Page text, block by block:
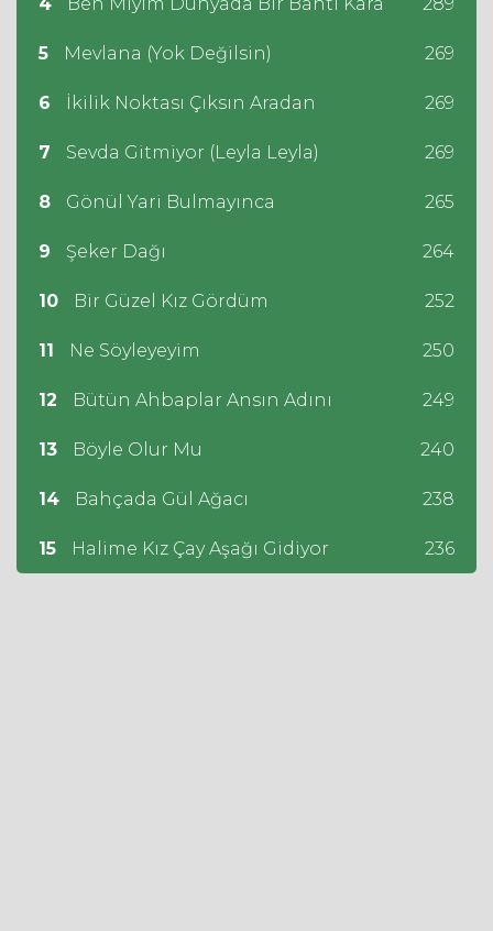
5 Mevlana (Yok Değilsin) 269
6 İkilik Noktası Çıksın Aradan 269
7 Sevda Gitmiyor (Leyla Leyla) 269
8 Gönül Yari Bulmayınca 265
9 Şeker Dağı 264
10 Bir Güzel Kız Gördüm 252
11 Ne Söyleyeyim 250
12 Bütün Ahbaplar Ansın Adını 249
13 Böyle Olur Mu 240
14 Bahçada Gül Ağacı 238
15 Halime Kız Çay Aşağı Gidiyor 236